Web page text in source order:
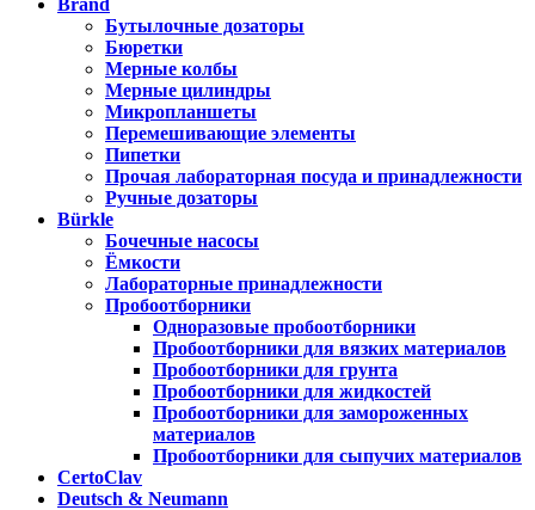
Brand
Бутылочные дозаторы
Бюретки
Мерные колбы
Мерные цилиндры
Микропланшеты
Перемешивающие элементы
Пипетки
Прочая лабораторная посуда и принадлежности
Ручные дозаторы
Bürkle
Бочечные насосы
Ёмкости
Лабораторные принадлежности
Пробоотборники
Одноразовые пробоотборники
Пробоотборники для вязких материалов
Пробоотборники для грунта
Пробоотборники для жидкостей
Пробоотборники для замороженных
материалов
Пробоотборники для сыпучих материалов
CertoClav
Deutsch & Neumann